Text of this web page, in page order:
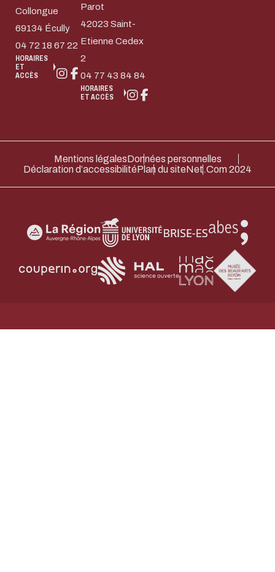
Collongue
69134 Écully
04 72 18 67 22
HORAIRES
ET
ACCÈS
Parot
42023 Saint-
Etienne Cedex
2
04 77 43 84 84
HORAIRES
ET ACCÈS
Mentions légalesDonnées personnelles
Déclaration d’accessibilitéPlan du siteNet.Com 2024